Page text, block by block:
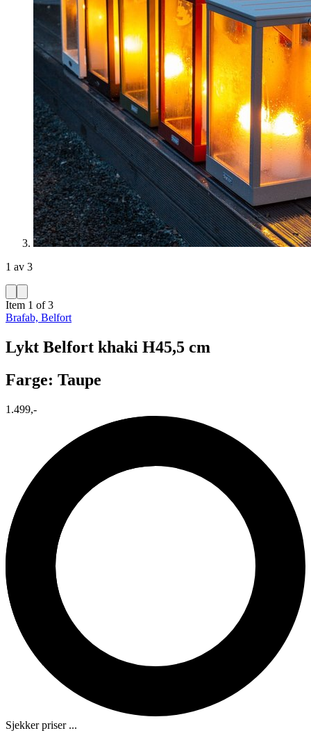
1 av 3
Item 1 of 3
Brafab, Belfort
Lykt Belfort khaki H45,5 cm
Farge: Taupe
1.499,-
Sjekker priser ...